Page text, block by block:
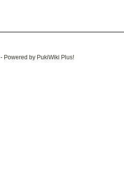
- Powered by PukiWiki Plus!